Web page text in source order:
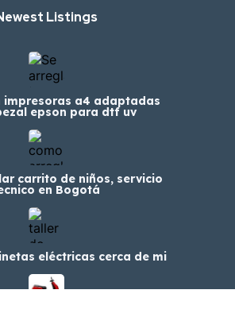
Listings​
impresoras a4 adaptadas
epson para dtf uv
carrito de niños, servicio
en Bogotá
eléctricas cerca de mi